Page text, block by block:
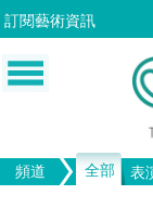
訂閱藝術資訊
頻道 全部 表